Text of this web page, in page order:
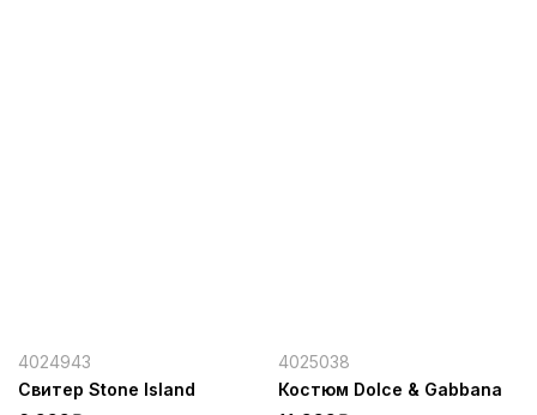
4024943
Свитер Stone Island
4025038
Костюм Dolce & Gabbana